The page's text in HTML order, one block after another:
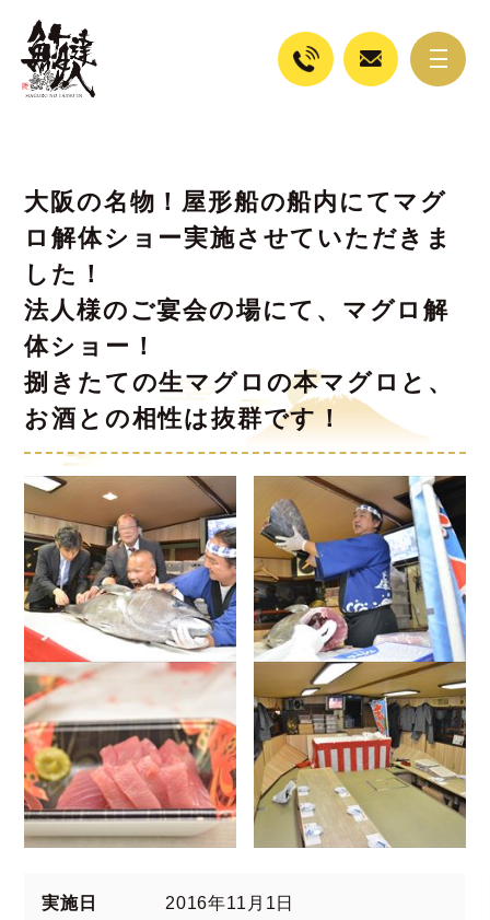
大阪の名物！屋形船の船内にてマグ
ロ解体ショー実施させていただきま
した！
法人様のご宴会の場にて、マグロ解
体ショー！
捌きたての生マグロの本マグロと、
お酒との相性は抜群です！
実施日 2016年11月1日